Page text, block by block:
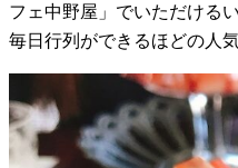
フェ中野屋」でいただける
毎日行列ができるほどの人